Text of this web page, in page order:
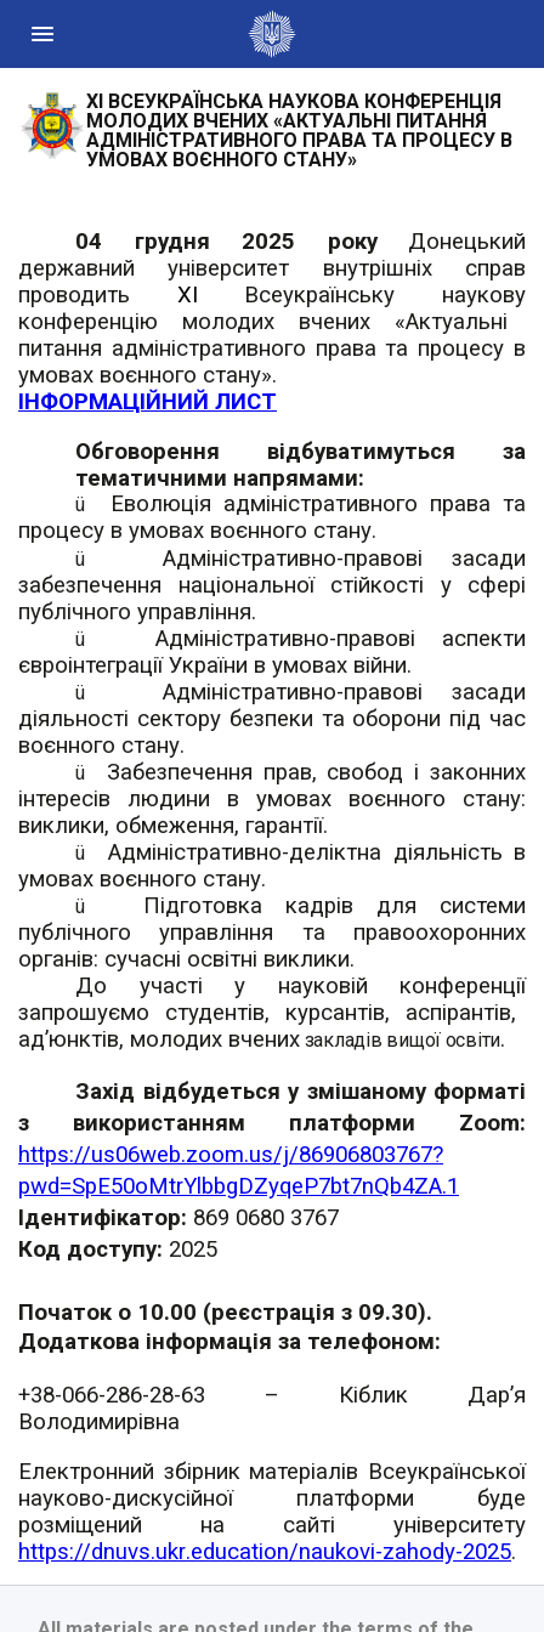
ХІ ВСЕУКРАЇНСЬКА НАУКОВА КОНФЕРЕНЦІЯ
МОЛОДИХ ВЧЕНИХ «АКТУАЛЬНІ ПИТАННЯ
АДМІНІСТРАТИВНОГО ПРАВА ТА ПРОЦЕСУ В
УМОВАХ ВОЄННОГО СТАНУ»
04 грудня 2025 року
Донецький
державний університет внутрішніх справ
проводить ХІ Всеукраїнську наукову
конференцію молодих вчених «Актуальні
питання адміністративного права та процесу в
умовах воєнного стану».
ІНФОРМАЦІЙНИЙ ЛИСТ
Обговорення відбуватимуться за
тематичними напрямами:
ü
Еволюція адміністративного права та
процесу в умовах воєнного стану.
ü
Адміністративно-правові засади
забезпечення національної стійкості у сфері
публічного управління.
ü
Адміністративно-правові аспекти
євроінтеграції України в умовах війни.
ü
Адміністративно-правові засади
діяльності сектору безпеки та оборони під час
воєнного стану.
ü
Забезпечення прав, свобод і законних
інтересів людини в умовах воєнного стану:
виклики, обмеження, гарантії.
ü
Адміністративно-деліктна діяльність в
умовах воєнного стану.
ü
Підготовка кадрів для системи
публічного управління та правоохоронних
органів: сучасні освітні виклики.
До участі у науковій конференції
запрошуємо студентів, курсантів, аспірантів,
ад’юнктів, молодих вчених закладів вищої освіти.
Захід відбудеться у змішаному форматі
з використанням платформи Zoom:
https://us06web.zoom.us/j/86906803767?
pwd=SpE50oMtrYlbbgDZyqeP7bt7nQb4ZA.1
Ідентифікатор: 869 0680 3767
Код доступу: 2025
Початок о 10.00 (реєстрація з 09.30).
Додаткова інформація за телефоном:
+38-066-286-28-63 – Кіблик Дар’я
Володимирівна
Електронний збірник матеріалів Всеукраїнської
науково-дискусійної платформи буде
розміщений на сайті університету
https://dnuvs.ukr.education/naukovi-zahody-2025.
Державні сайти України
Президент України
Рада національної безпеки і оборони України
Центральні та місцеві органи виконавчої влади